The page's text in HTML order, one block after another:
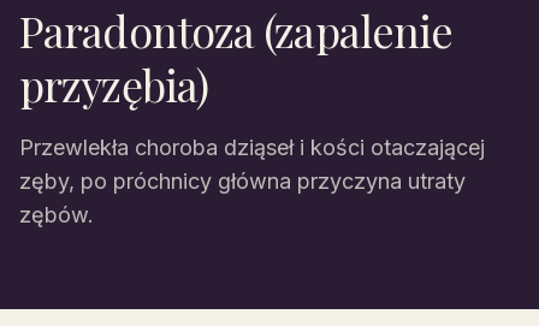
Paradontoza (zapalenie
przyzębia)
Przewlekła choroba dziąseł i kości otaczającej
zęby, po próchnicy główna przyczyna utraty
zębów.